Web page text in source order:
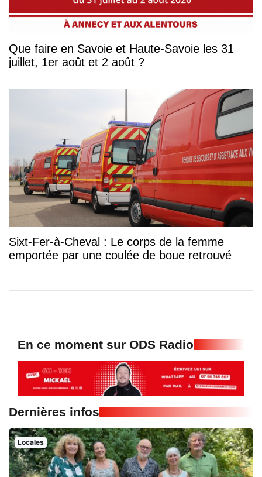
Que faire en Savoie et Haute-Savoie les 31
juillet, 1er août et 2 août ?
Sixt-Fer-à-Cheval : Le corps de la femme
emportée par une coulée de boue retrouvé
En ce moment sur ODS Radio
Dernières infos
Locales